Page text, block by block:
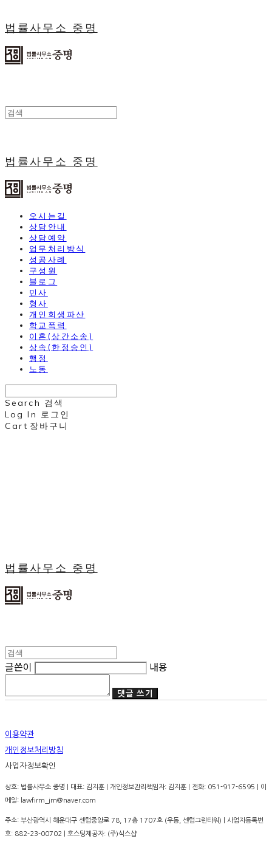
법률사무소 중명
법률사무소 중명
오시는길
상담안내
상담예약
업무처리방식
성공사례
구성원
블로그
민사
형사
개인회생파산
학교폭력
이혼(상간소송)
상속(한정승인)
행정
노동
Search 검색
Log In 로그인
Cart 장바구니
법률사무소 중명
글쓴이 내용
댓글 쓰기
이용약관
개인정보처리방침
사업자정보확인
상호: 법률사무소 중명 | 대표: 김지훈 | 개인정보관리책임자: 김지훈 | 전화: 051-917-6595 | 이
메일: lawfirm_jm@naver.com
주소: 부산광역시 해운대구 센텀중앙로 78, 17층 1707호 (우동, 센텀그린타워) | 사업자등록번
호: 882-23-00702 | 호스팅제공자: (주)식스샵